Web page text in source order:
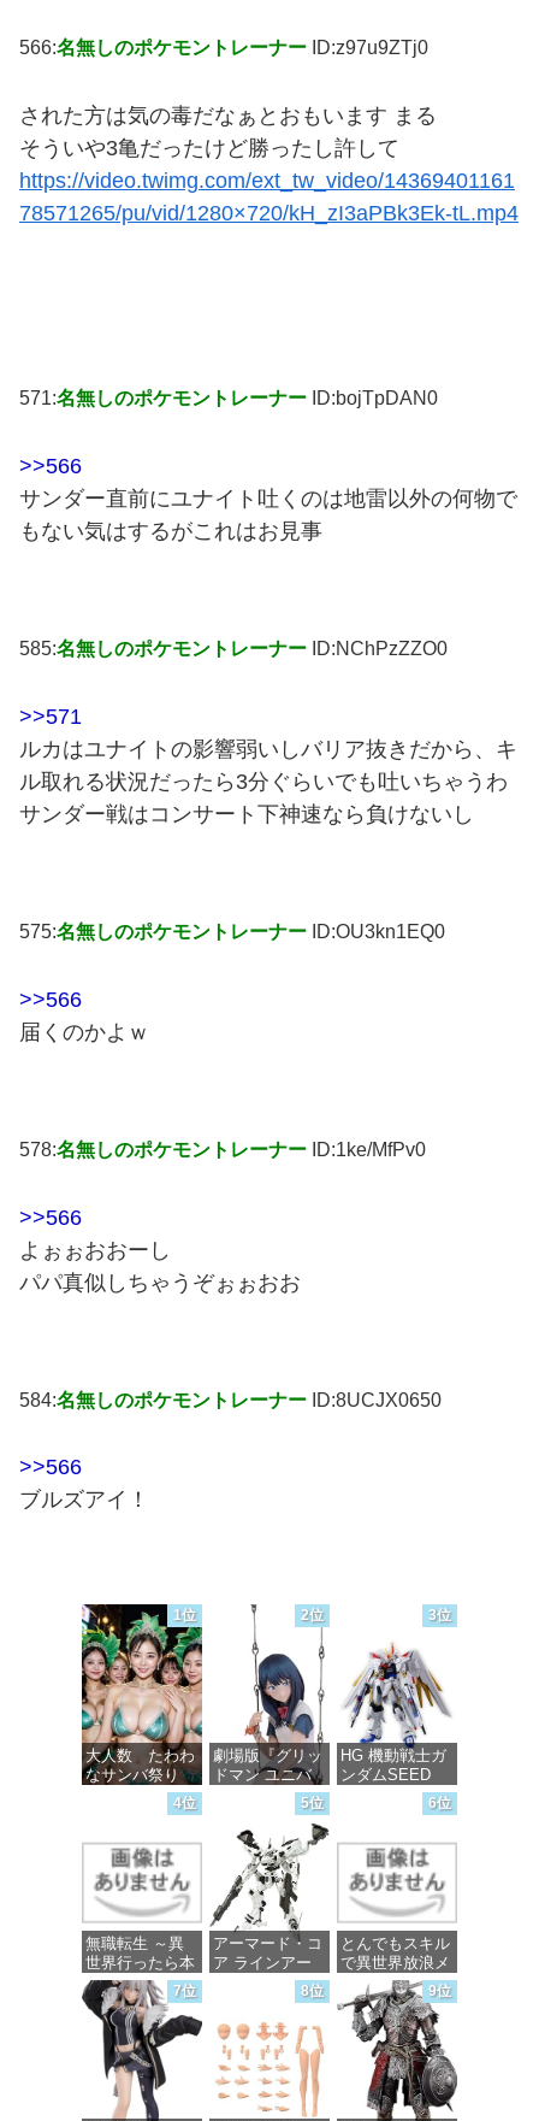
566:名無しのポケモントレーナー ID:z97u9ZTj0
された方は気の毒だなぁとおもいます まる
そういや3亀だったけど勝ったし許して
https://video.twimg.com/ext_tw_video/14369401161
78571265/pu/vid/1280×720/kH_zI3aPBk3Ek-tL.mp4
571:名無しのポケモントレーナー ID:bojTpDAN0
>>566
サンダー直前にユナイト吐くのは地雷以外の何物で
もない気はするがこれはお見事
585:名無しのポケモントレーナー ID:NChPzZZO0
>>571
ルカはユナイトの影響弱いしバリア抜きだから、キ
ル取れる状況だったら3分ぐらいでも吐いちゃうわ
サンダー戦はコンサート下神速なら負けないし
575:名無しのポケモントレーナー ID:OU3kn1EQ0
>>566
届くのかよｗ
578:名無しのポケモントレーナー ID:1ke/MfPv0
>>566
よぉぉおおーし
パパ真似しちゃうぞぉぉおお
584:名無しのポケモントレーナー ID:8UCJX0650
>>566
ブルズアイ！
1位
大人数 たわわ
なサンバ祭り
価格：¥99
2位
劇場版『グリッ
ドマン ユニバ
ース』 宝多六
花 wall figure
1/7スケール プ
ラスチック製
塗装済み完成品
フィギュア
価格：¥13,756
3位
HG 機動戦士ガ
ンダムSEED
FREEDOM マ
イティーストラ
ガンダム 1/144
スケール 色分
け済みプラモデ
価格：¥4,800
4位
無職転生 ～異
世界行ったら本
気だす～ 20
(MFコミック
ス フラッパー
シリーズ)
価格：¥748
5位
アーマード・コ
ア ラインアー
ク ホワイト・
グリント 全高
約160mm 1/72
スケール プラ
モデル
価格：¥7,367
6位
とんでもスキル
で異世界放浪メ
シ 10 (ガルドコ
ミックス)
価格：¥726
7位 8位 9位